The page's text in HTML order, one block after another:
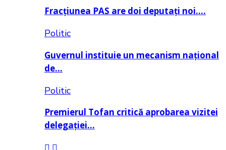
Fracțiunea PAS are doi deputați noi….
Politic
Guvernul instituie un mecanism național
de…
Politic
Premierul Tofan critică aprobarea vizitei
delegației…